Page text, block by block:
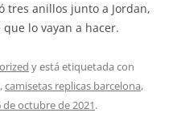
tres anillos junto a Jordan,
lo vayan a hacer.
y está etiquetada con
,camisetas replicas barcelona,
de octubre de 2021.